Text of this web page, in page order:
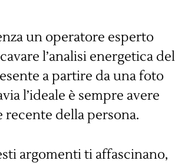
un operatore esperto
l’analisi energetica del
a partire da una foto
l’ideale è sempre avere
recente della persona.
argomenti ti affascinano,